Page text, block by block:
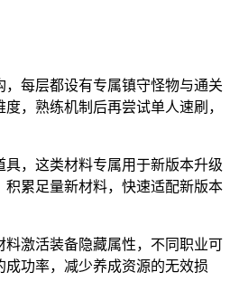
每层都设有专属镇守怪物与通关
，熟练机制后再尝试单人速刷，
，这类材料专属用于新版本升级
累足量新材料，快速适配新版本
激活装备隐藏属性，不同职业可
功率，减少养成资源的无效损